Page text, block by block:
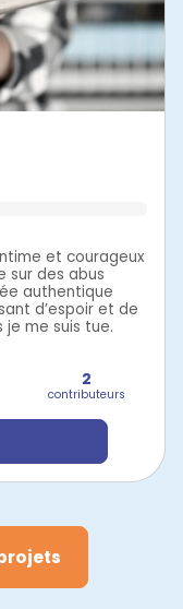
et courageux
sur des abus
authentique
d’espoir et de
me suis tue.
2
contributeurs